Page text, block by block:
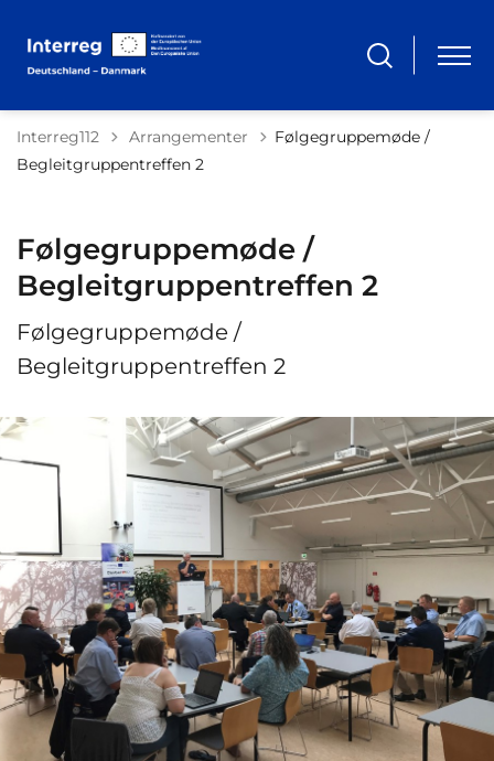
Interreg112 Tilbage til
Arrangementer
Følgegruppemøde /
Begleitgruppentreffen 2
Følgegruppemøde /
Begleitgruppentreffen 2
Følgegruppemøde /
Begleitgruppentreffen 2